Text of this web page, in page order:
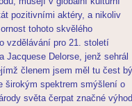
pozitivními aktéry, a nikoliv
tohoto skvělého
vzdělávání pro 21. století
Jacquese Delorse, jenž sehrál
členem jsem měl tu čest
širokým spektrem smýšlení o
světa čerpat značné